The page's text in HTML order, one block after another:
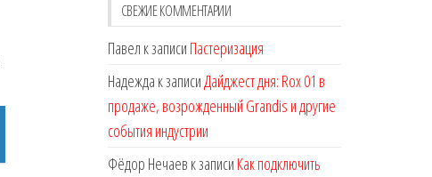
СВЕЖИЕ КОММЕНТАРИИ
Павел к записи Пастеризация
Надежда к записиДайджест дня: Rox 01 в
продаже, возрожденный Grandis и другие
события индустрии
Фёдор Нечаев к записи Как подключить